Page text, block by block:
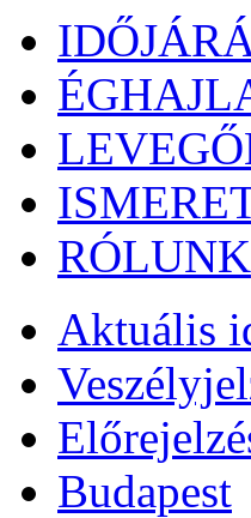
RÓLUNK
Aktuális
Budapest